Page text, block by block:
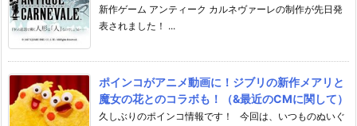
新作ゲーム アンティーク カルネヴァーレの制作が先日発
表されました！ ...
ポインコがアニメ動画に！ジブリの新作メアリと
魔女の花とのコラボも！（&最近のCMに関して）
久しぶりのポインコ情報です！ 今回は、いつものぬいぐ